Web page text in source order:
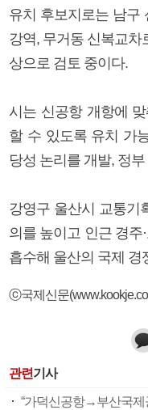
유치 후보지로는 남구
강역, 무거동 신복교차
상으로 검토 중이다.
시는 신공항 개항에
할 수 있도록 유치 가
당성 논리를 개발, 정
강영구 울산시 교통기
의를 높이고 인근 경주
흡수해 울산의 국제 경
ⓒ국제신문
관련기사
“가덕신공항→부산국제